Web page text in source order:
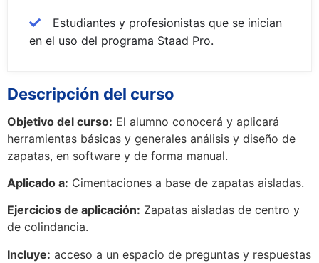
Descripción del curso
Objetivo del curso: El alumno conocerá y aplicará
herramientas básicas y generales análisis y diseño de
zapatas, en software y de forma manual.
Aplicado a: Cimentaciones a base de zapatas aisladas.
Ejercicios de aplicación: Zapatas aisladas de centro y
de colindancia.
Incluye: acceso a un espacio de preguntas y respuestas
Estudiantes y profesionistas que se inician
en el uso del programa Staad Pro.